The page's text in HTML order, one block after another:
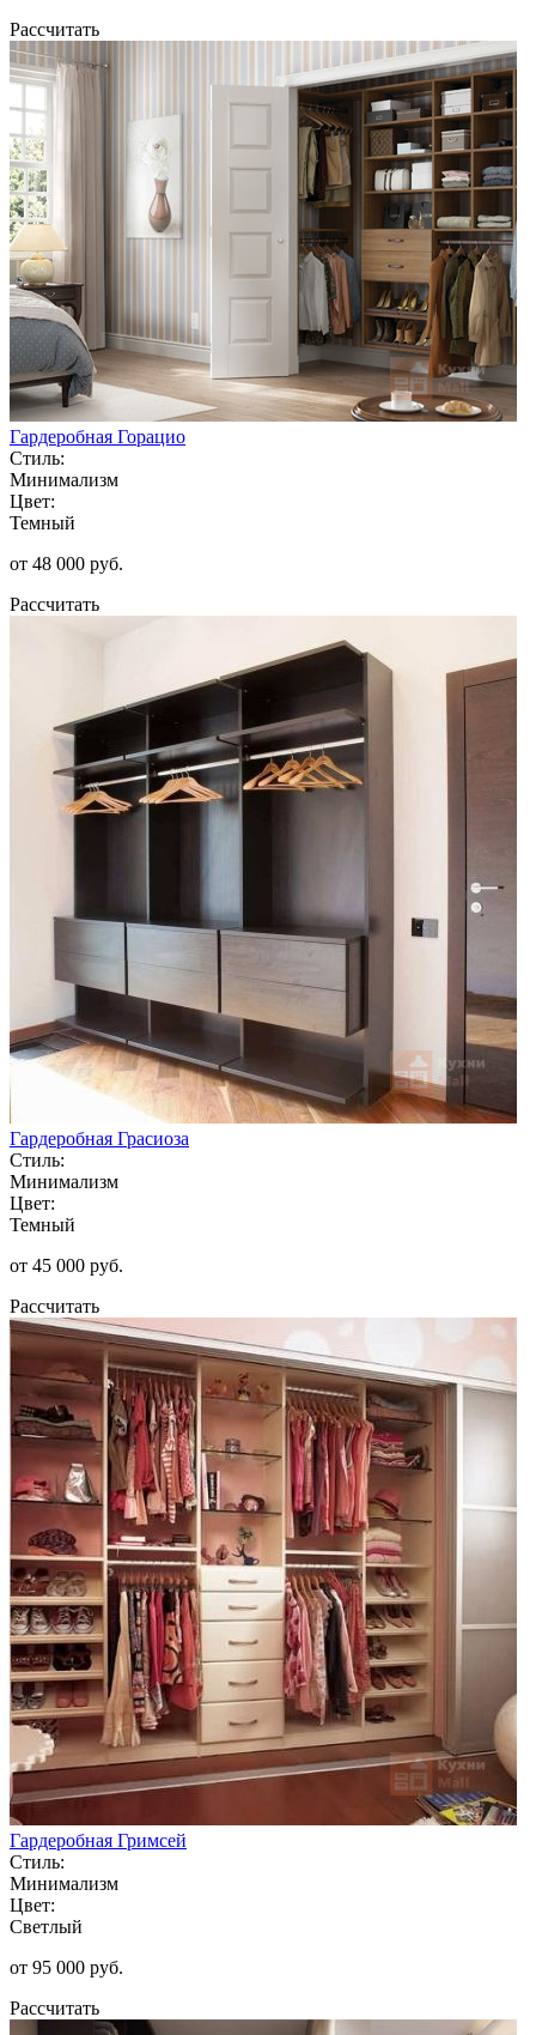
Рассчитать
Гардеробная Горацио
Стиль:
Минимализм
Цвет:
Темный
от 48 000 руб.
Рассчитать
Гардеробная Грасиоза
Стиль:
Минимализм
Цвет:
Темный
от 45 000 руб.
Рассчитать
Гардеробная Гримсей
Стиль:
Минимализм
Цвет:
Светлый
от 95 000 руб.
Рассчитать